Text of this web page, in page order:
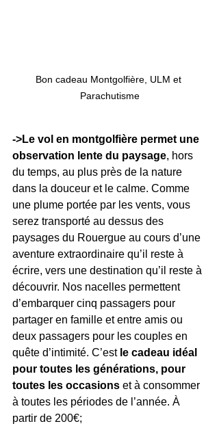
Bon cadeau Montgolfière, ULM et
Parachutisme
->Le vol en montgolfière permet une
observation lente du paysage, hors
du temps, au plus près de la nature
dans la douceur et le calme. Comme
une plume portée par les vents, vous
serez transporté au dessus des
paysages du Rouergue au cours d’une
aventure extraordinaire qu’il reste à
écrire, vers une destination qu’il reste à
découvrir. Nos nacelles permettent
d’embarquer cinq passagers pour
partager en famille et entre amis ou
deux passagers pour les couples en
quête d’intimité. C’est le cadeau idéal
pour toutes les générations, pour
toutes les occasions et à consommer
à toutes les périodes de l’année. À
partir de 200€;